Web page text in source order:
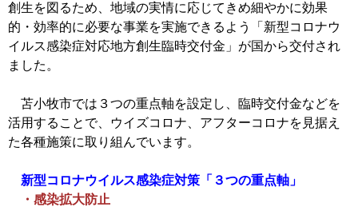
創生を図るため、地域の実情に応じてきめ細やかに効果
的・効率的に必要な事業を実施できるよう「新型コロナウ
イルス感染症対応地方創生臨時交付金」が国から交付され
ました。
苫小牧市では３つの重点軸を設定し、臨時交付金などを
活用することで、ウイズコロナ、アフターコロナを見据え
た各種施策に取り組んでいます。
新型コロナウイルス感染症対策「３つの重点軸」
・感染拡大防止